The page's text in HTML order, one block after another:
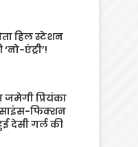
हिल स्टेशन
एंट्री’!
प्रियंका
साइंस-फिक्शन
देसी गर्ल की